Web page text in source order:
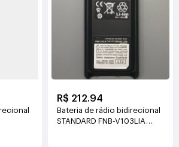
R$ 212.94
Bateria de rádio bidirecional
STANDARD FNB-V103LIA